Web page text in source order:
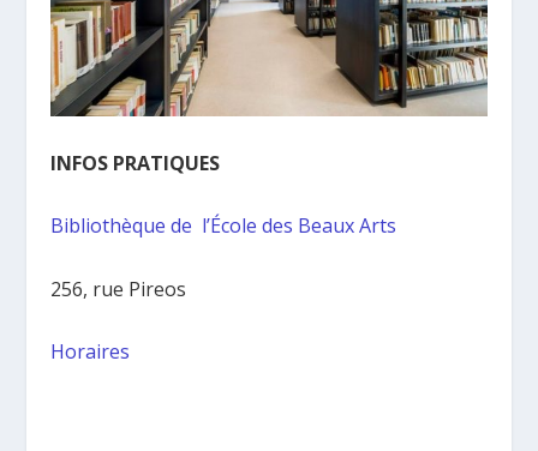
INFOS PRATIQUES
Bibliothèque de l’École des Beaux Arts
256, rue Pireos
Horaires